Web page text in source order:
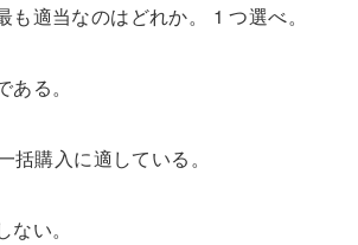
も適当なのはどれか。 1 つ選べ。
る。
購入に適している。
い。